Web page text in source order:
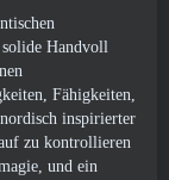
solide Handvoll
Fähigkeiten,
inspirierter
zu kontrollieren
und ein